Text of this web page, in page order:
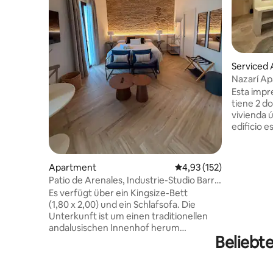
Apartment Durchschnittliche
4,93 (152)
Patio de Arenales, Industrie-Studio Barrio
Sa...
Es verfügt über ein Kingsize-Bett
(1,80 x 2,00) und ein Schlafsofa. Die
Unterkunft ist um einen traditionellen
andalusischen Innenhof herum
Serviced
Nazarí
Esta
tiene 2
vivienda
edificio
la bella